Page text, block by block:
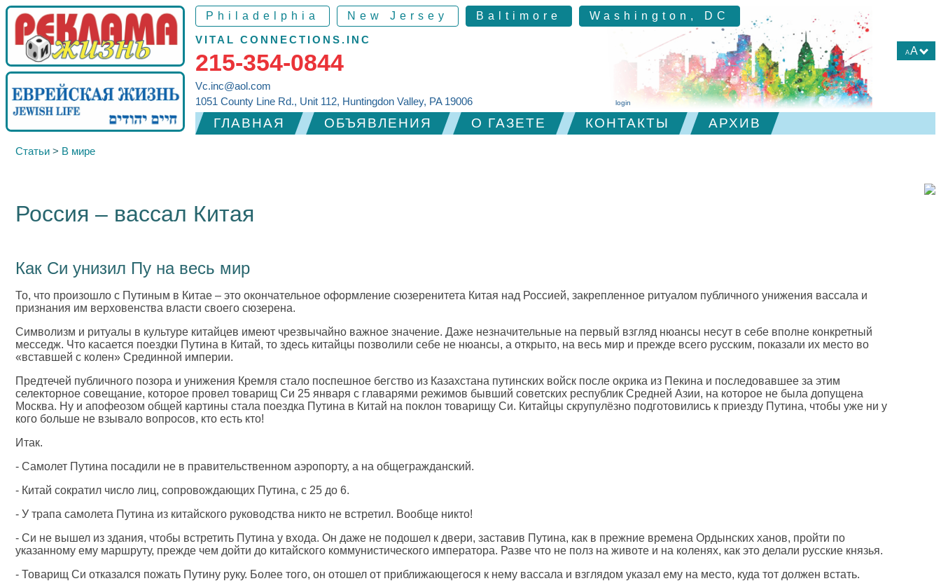
Philadelphia New Jersey Baltimore
Washington, DC
VITAL CONNECTIONS.INC
215-354-0844
Vc.inc@aol.com
1051 County Line Rd., Unit 112, Huntingdon Valley, PA 19006
login
ГЛАВНАЯ ОБЪЯВЛЕНИЯ О ГАЗЕТЕ КОНТАКТЫ АРХИВ
AA
А
Статьи > В мире
Россия – вассал Китая
Как Си унизил Пу на весь мир
То, что произошло с Путиным в Китае – это окончательное оформление сюзеренитета Китая над Россией, закрепленное ритуалом публичного унижения вассала и
признания им верховенства власти своего сюзерена.
Символизм и ритуалы в культуре китайцев имеют чрезвычайно важное значение. Даже незначительные на первый взгляд нюансы несут в себе вполне конкретный
месседж. Что касается поездки Путина в Китай, то здесь китайцы позволили себе не нюансы, а открыто, на весь мир и прежде всего русским, показали их место во
«вставшей с колен» Срединной империи.
Предтечей публичного позора и унижения Кремля стало поспешное бегство из Казахстана путинских войск после окрика из Пекина и последовавшее за этим
селекторное совещание, которое провел товарищ Си 25 января с главарями режимов бывший советских республик Средней Азии, на которое не была допущена
Москва. Ну и апофеозом общей картины стала поездка Путина в Китай на поклон товарищу Си. Китайцы скрупулёзно подготовились к приезду Путина, чтобы уже ни у
кого больше не взывало вопросов, кто есть кто!
Итак.
- Самолет Путина посадили не в правительственном аэропорту, а на общегражданский.
- Китай сократил число лиц, сопровождающих Путина, с 25 до 6.
- У трапа самолета Путина из китайского руководства никто не встретил. Вообще никто!
- Си не вышел из здания, чтобы встретить Путина у входа. Он даже не подошел к двери, заставив Путина, как в прежние времена Ордынских ханов, пройти по
указанному ему маршруту, прежде чем дойти до китайского коммунистического императора. Разве что не полз на животе и на коленях, как это делали русские князья.
- Товарищ Си отказался пожать Путину руку. Более того, он отошел от приближающегося к нему вассала и взглядом указал ему на место, куда тот должен встать.